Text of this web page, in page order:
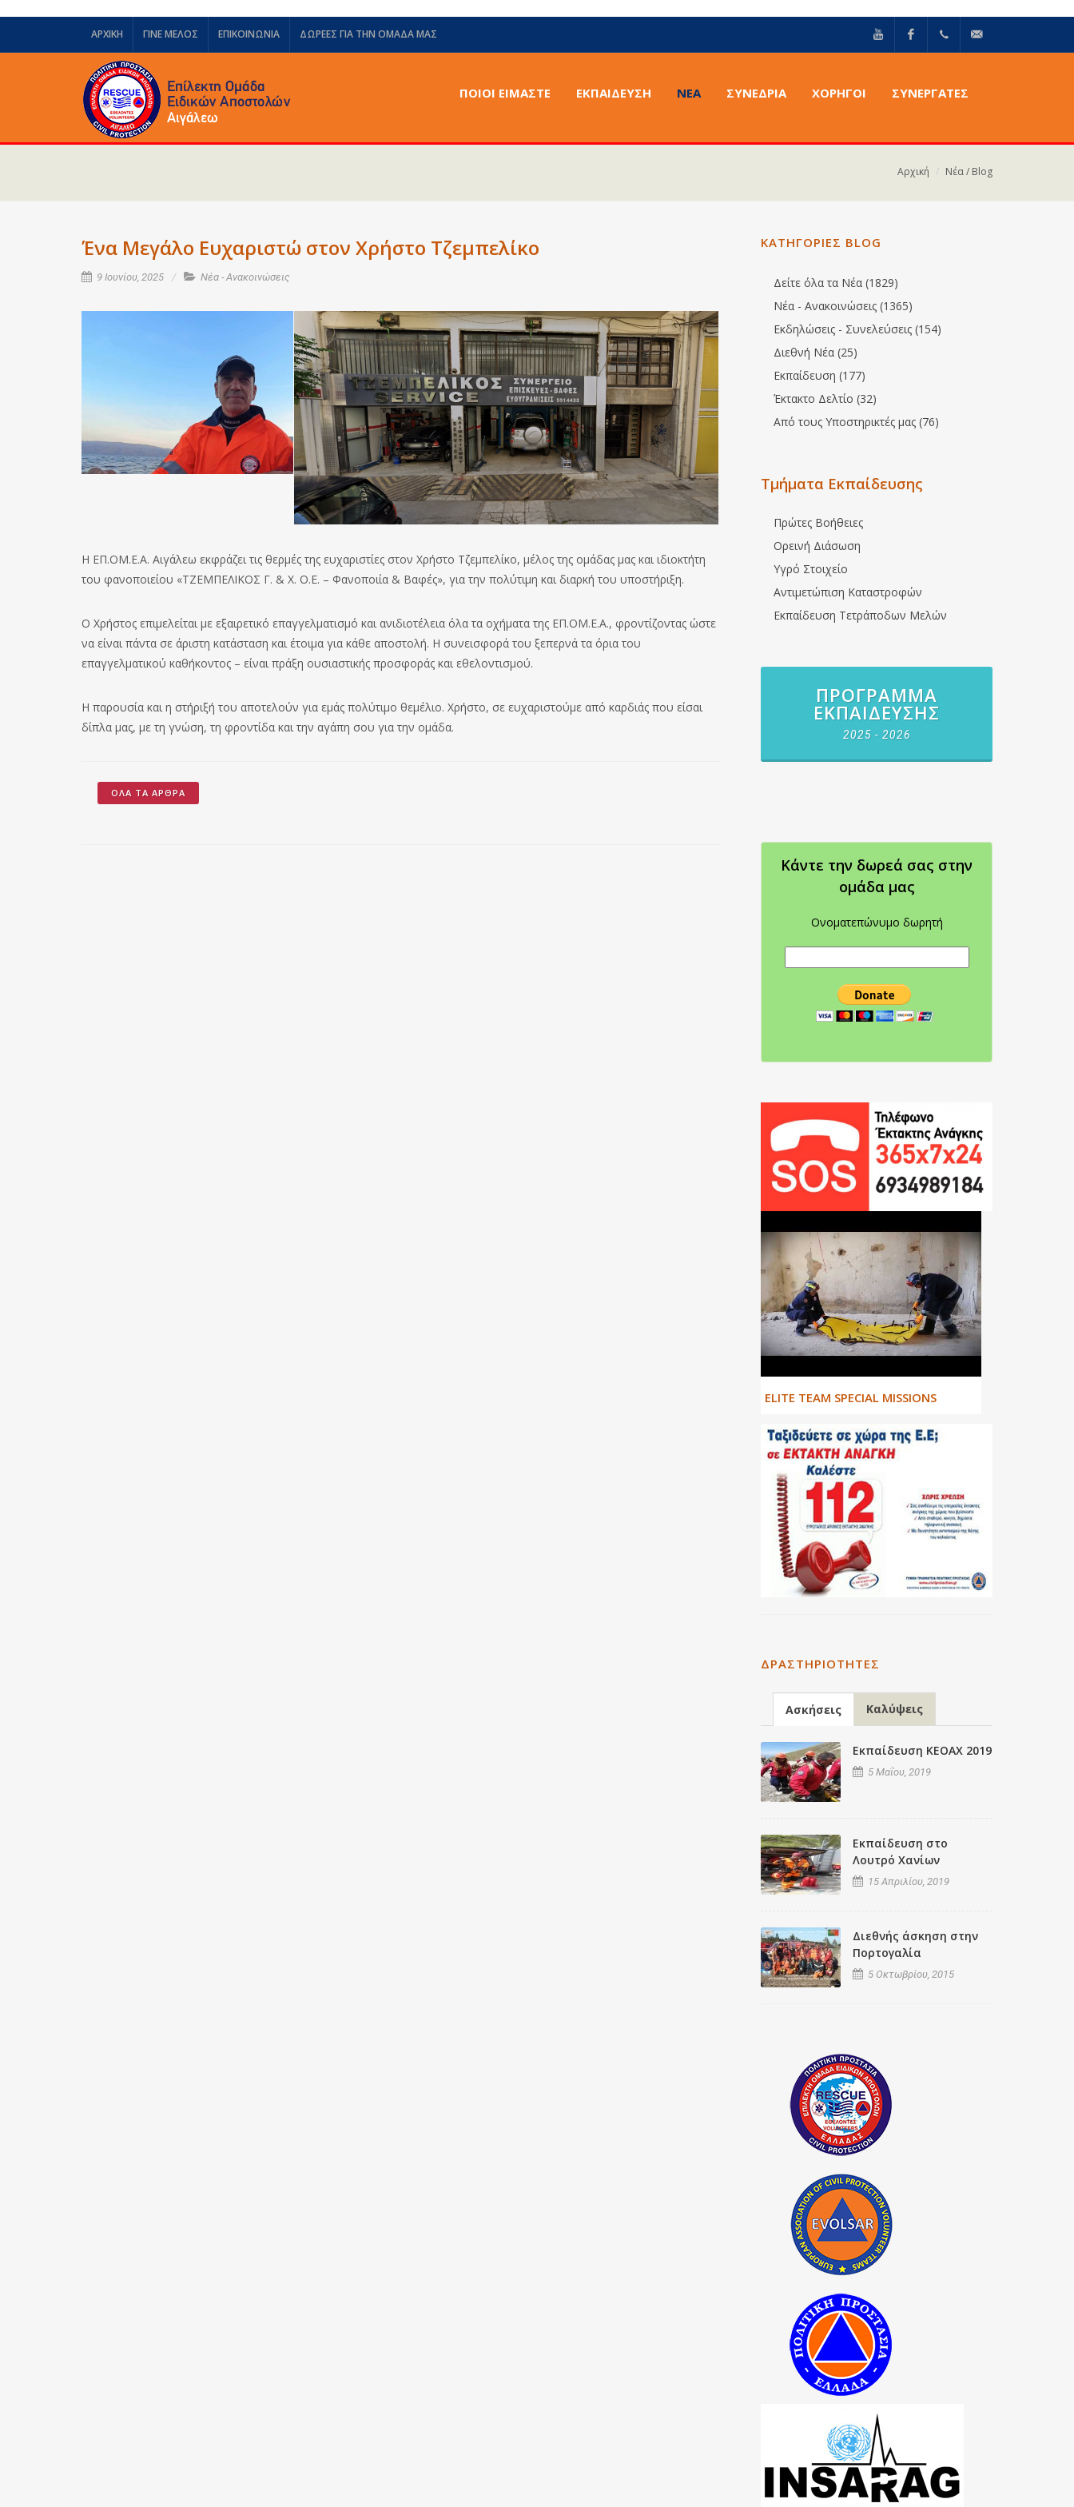
ΑΡΧΙΚΗ ΓΙΝΕ ΜΕΛΟΣ ΕΠΙΚΟΙΝΩΝΙΑ ΔΩΡΕΈΣ ΓΙΑ ΤΗΝ ΟΜΆΔΑ ΜΑΣ
ΠΟΙΟΙ ΕΙΜΑΣΤΕ ΕΚΠΑΙΔΕΥΣΗ ΝΈΑ ΣΥΝΈΔΡΙΑ ΧΟΡΗΓΟΙ ΣΥΝΕΡΓΑΤΕΣ
Αρχική Νέα / Blog
Ένα Μεγάλο Ευχαριστώ στον Χρήστο Τζεμπελίκο
9 Ιουνίου, 2025 Νέα - Ανακοινώσεις
Η ΕΠ.ΟΜ.Ε.Α. Αιγάλεω εκφράζει τις θερμές της ευχαριστίες στον Χρήστο Τζεμπελίκο, μέλος της ομάδας μας και ιδιοκτήτη
του φανοποιείου «ΤΖΕΜΠΕΛΙΚΟΣ Γ. & Χ. Ο.Ε. – Φανοποιία & Βαφές», για την πολύτιμη και διαρκή του υποστήριξη.
Ο Χρήστος επιμελείται με εξαιρετικό επαγγελματισμό και ανιδιοτέλεια όλα τα οχήματα της ΕΠ.ΟΜ.Ε.Α., φροντίζοντας ώστε
να είναι πάντα σε άριστη κατάσταση και έτοιμα για κάθε αποστολή. Η συνεισφορά του ξεπερνά τα όρια του
επαγγελματικού καθήκοντος – είναι πράξη ουσιαστικής προσφοράς και εθελοντισμού.
Η παρουσία και η στήριξή του αποτελούν για εμάς πολύτιμο θεμέλιο. Χρήστο, σε ευχαριστούμε από καρδιάς που είσαι
δίπλα μας, με τη γνώση, τη φροντίδα και την αγάπη σου για την ομάδα.
ΌΛΑ ΤΑ ΆΡΘΡΑ
ΚΑΤΗΓΟΡΙΕΣ BLOG
Δείτε όλα τα Νέα (1829)
Νέα - Ανακοινώσεις (1365)
Εκδηλώσεις - Συνελεύσεις (154)
Διεθνή Νέα (25)
Εκπαίδευση (177)
Έκτακτο Δελτίο (32)
Από τους Υποστηρικτές μας (76)
Τμήματα Εκπαίδευσης
Πρώτες Βοήθειες
Ορεινή Διάσωση
Υγρό Στοιχείο
Αντιμετώπιση Καταστροφών
Εκπαίδευση Τετράποδων Μελών
ΠΡΌΓΡΑΜΜΑ
ΕΚΠΑΊΔΕΥΣΗΣ
2025 - 2026
Κάντε την δωρεά σας στην
oμάδα μας
Ονοματεπώνυμο δωρητή
ΕLITE TEAM SPECIAL MISSIONS
ΔΡΑΣΤΗΡΙΌΤΗΤΕΣ
Ασκήσεις Καλύψεις
Εκπαίδευση ΚΕΟΑΧ 2019
5 Μαΐου, 2019
Εκπαίδευση στο
Λουτρό Χανίων
15 Απριλίου, 2019
Διεθνής άσκηση στην
Πορτογαλία
5 Οκτωβρίου, 2015